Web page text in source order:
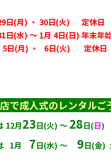
日(月) ・ 30日(火) 定休日
日(水) ～ 1月 4日(日) 年末年
5日(月) ・ 6日(火) 定休日
で成人式のレンタル
12月23日(火) ～ 28日(日)
1月
7日(水) ～ 9日(金)